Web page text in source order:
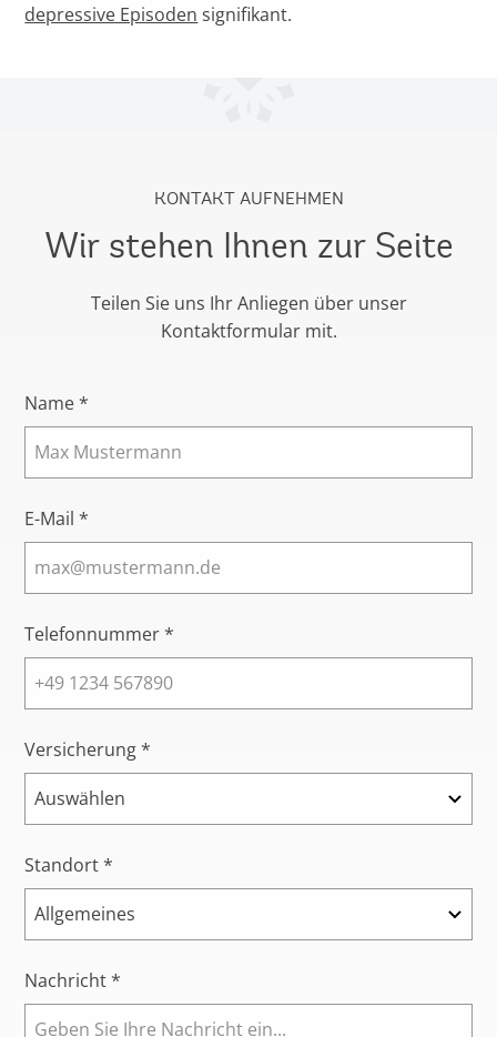
depressive Episoden signifikant.
KONTAKT AUFNEHMEN
Wir stehen Ihnen zur Seite
Teilen Sie uns Ihr Anliegen über unser
Kontaktformular mit.
Name *
E-Mail *
Telefonnummer *
Versicherung *
Standort *
Nachricht *